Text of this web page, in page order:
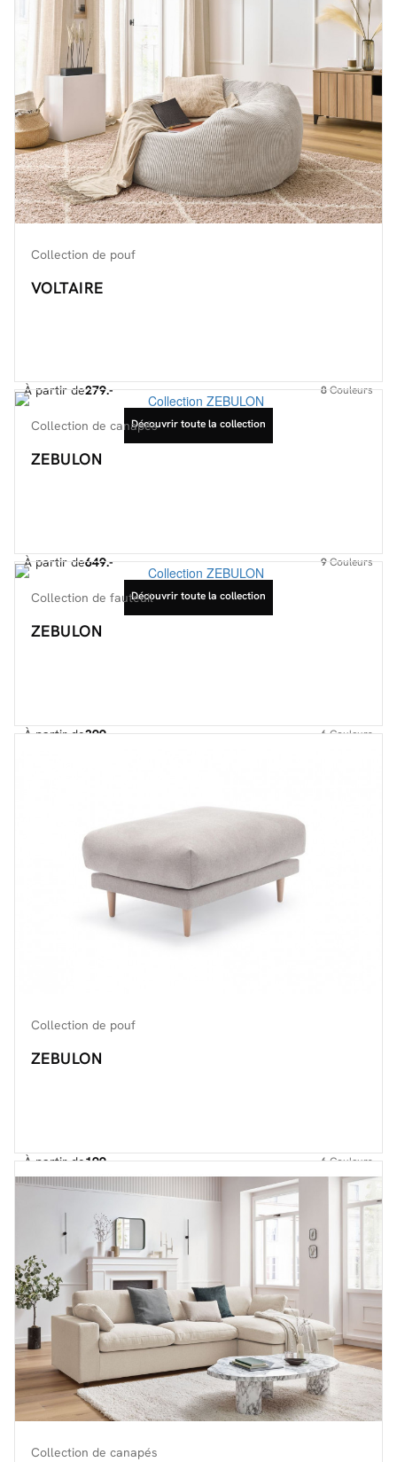
Collection de pouf
VOLTAIRE
À partir de279.- 8Couleurs
Découvrir toute la collection
Collection de canapés
ZEBULON
À partir de649.- 9Couleurs
Découvrir toute la collection
Collection de fauteuil
ZEBULON
À partir de399.- 6Couleurs
Collection de pouf
ZEBULON
À partir de199.- 6Couleurs
Découvrir toute la collection
Collection de canapés